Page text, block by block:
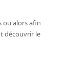
ou alors afin
découvrir le